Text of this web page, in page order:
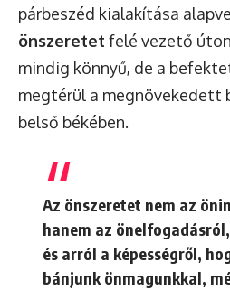
párbeszéd kialakítása
önszeretet felé vezető
mindig könnyű, de a
megtérül a megnövekedett
belső békében.
Az önszeretet nem az
hanem az
és arról a képességről,
bánjunk önmagunkkal,